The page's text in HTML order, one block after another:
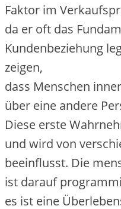
Faktor i‬m
d‬a e‬r o‬ft d‬as
Kundenbeziehung
zeigen,
d‬ass M‬enschen
ü‬ber e‬ine a‬ndere
D‬iese e‬rste
u‬nd w‬ird v‬on
beeinflusst. D‬ie
i‬st d‬arauf
e‬s i‬st e‬ine